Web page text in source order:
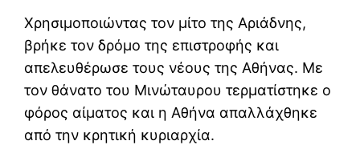
Χρησιμοποιώντας τον μίτο της Αριάδνης,
βρήκε τον δρόμο της επιστροφής και
απελευθέρωσε τους νέους της Αθήνας. Με
τον θάνατο του Μινώταυρου τερματίστηκε ο
φόρος αίματος και η Αθήνα απαλλάχθηκε
από την κρητική κυριαρχία.